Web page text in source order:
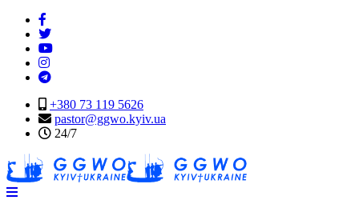
+380 73 119 5626
pastor@ggwo.kyiv.ua
24/7
Navigation